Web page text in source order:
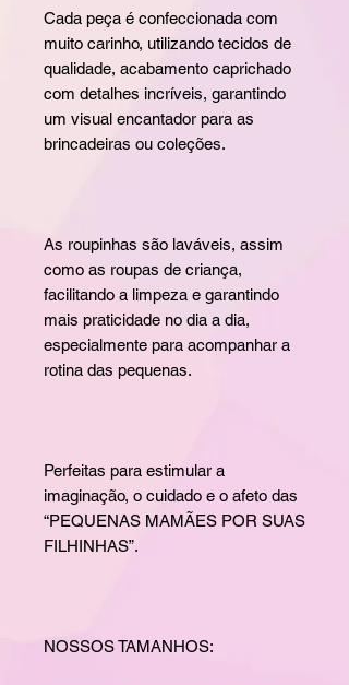
Cada peça é confeccionada com
muito carinho, utilizando tecidos de
qualidade, acabamento caprichado
com detalhes incríveis, garantindo
um visual encantador para as
brincadeiras ou coleções.
As roupinhas são laváveis, assim
como as roupas de criança,
facilitando a limpeza e garantindo
mais praticidade no dia a dia,
especialmente para acompanhar a
rotina das pequenas.
Perfeitas para estimular a
imaginação, o cuidado e o afeto das
“PEQUENAS MAMÃES POR SUAS
FILHINHAS”.
NOSSOS TAMANHOS: